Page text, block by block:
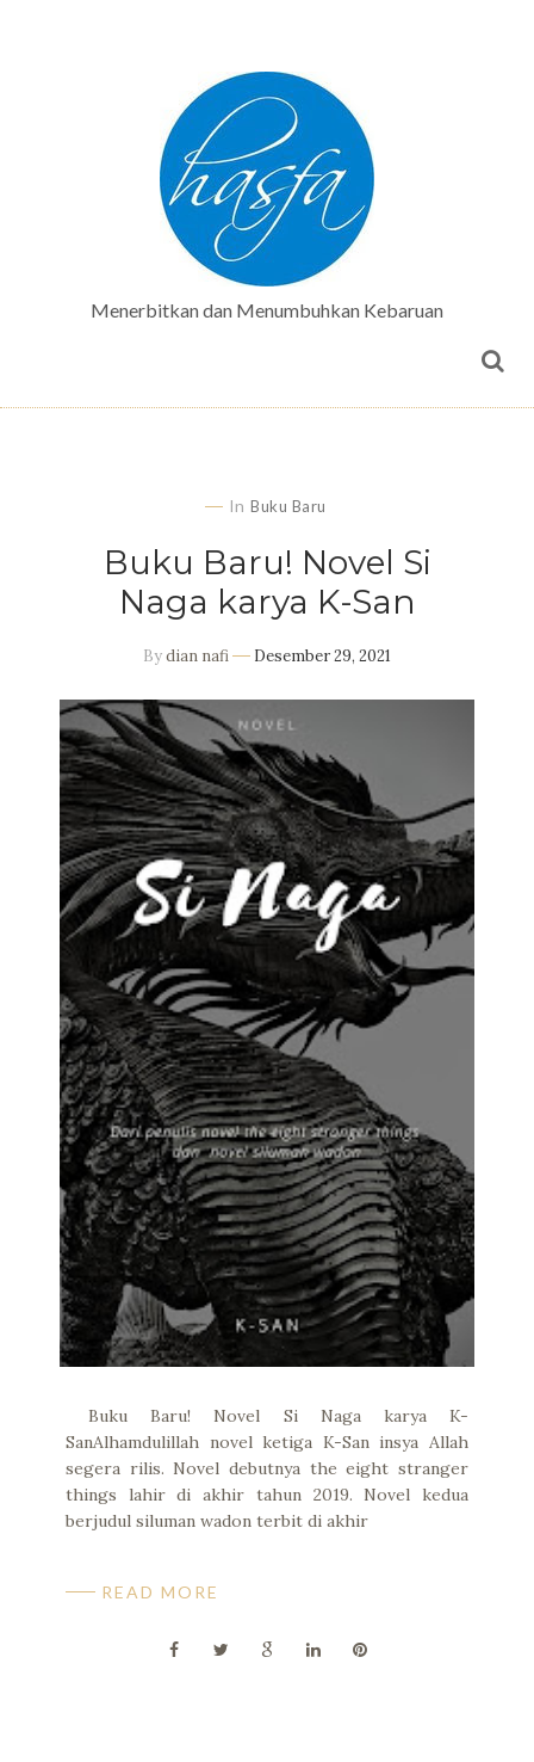
Menerbitkan dan Menumbuhkan Kebaruan
In Buku Baru
Buku Baru! Novel Si
Naga karya K-San
Bydian nafi Desember 29, 2021
Buku Baru! Novel Si Naga karya K-
SanAlhamdulillah novel ketiga K-San insya Allah
segera rilis. Novel debutnya the eight stranger
things lahir di akhir tahun 2019. Novel kedua
berjudul siluman wadon terbit di akhir
READ MORE